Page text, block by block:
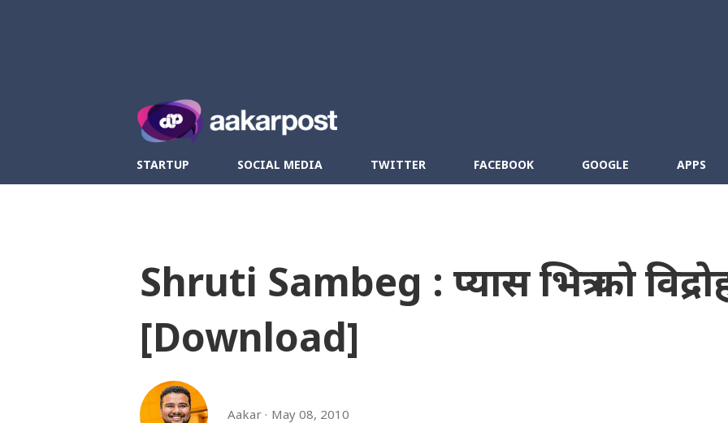
STARTUP SOCIAL MEDIA TWITTER FACEBOOK GOOGLE APPS
Shruti Sambeg : प्यास भित्र को
[Download]
Aakar May 08, 2010